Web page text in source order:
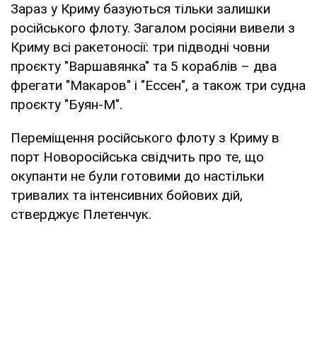
Зараз у Криму базуються тільки залишки
російського флоту. Загалом росіяни вивели з
Криму всі ракетоносії: три підводні човни
проєкту "Варшавянка" та 5 кораблів – два
фрегати "Макаров" і "Ессен", а також три судна
проєкту "Буян-М".
Переміщення російського флоту з Криму в
порт Новоросійська свідчить про те, що
окупанти не були готовими до настільки
тривалих та інтенсивних бойових дій,
стверджує Плетенчук.